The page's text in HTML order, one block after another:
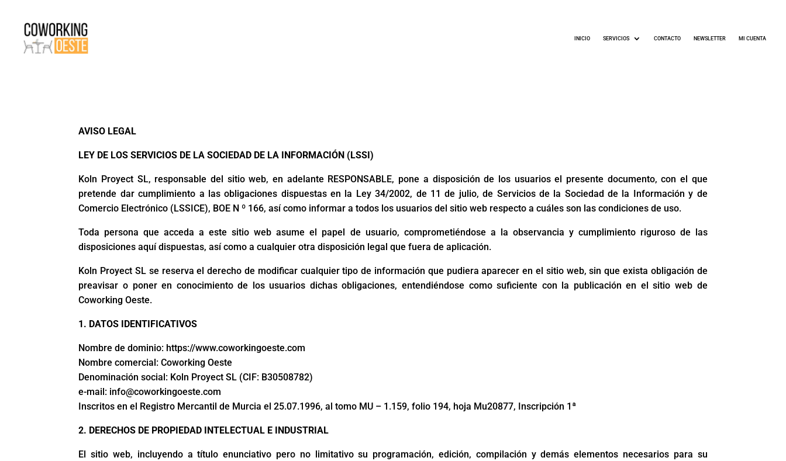
INICIO SERVICIOS CONTACTO NEWSLETTER MI CUENTA
AVISO LEGAL
LEY DE LOS SERVICIOS DE LA SOCIEDAD DE LA INFORMACIÓN (LSSI)
Koln Proyect SL, responsable del sitio web, en adelante RESPONSABLE, pone a disposición de los usuarios el presente documento, con el que
pretende dar cumplimiento a las obligaciones dispuestas en la Ley 34/2002, de 11 de julio, de Servicios de la Sociedad de la Información y de
Comercio Electrónico (LSSICE), BOE N º 166, así como informar a todos los usuarios del sitio web respecto a cuáles son las condiciones de uso.
Toda persona que acceda a este sitio web asume el papel de usuario, comprometiéndose a la observancia y cumplimiento riguroso de las
disposiciones aquí dispuestas, así como a cualquier otra disposición legal que fuera de aplicación.
Koln Proyect SL se reserva el derecho de modificar cualquier tipo de información que pudiera aparecer en el sitio web, sin que exista obligación de
preavisar o poner en conocimiento de los usuarios dichas obligaciones, entendiéndose como suficiente con la publicación en el sitio web de
Coworking Oeste.
1. DATOS IDENTIFICATIVOS
Nombre de dominio: https://www.coworkingoeste.com
Nombre comercial: Coworking Oeste
Denominación social: Koln Proyect SL (CIF: B30508782)
e-mail: info@coworkingoeste.com
Inscritos en el Registro Mercantil de Murcia el 25.07.1996, al tomo MU – 1.159, folio 194, hoja Mu20877, Inscripción 1ª
2. DERECHOS DE PROPIEDAD INTELECTUAL E INDUSTRIAL
El sitio web, incluyendo a título enunciativo pero no limitativo su programación, edición, compilación y demás elementos necesarios para su